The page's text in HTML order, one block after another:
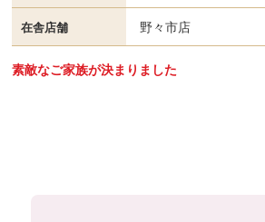
在舎店舗 野々市店
素敵なご家族が決まりました